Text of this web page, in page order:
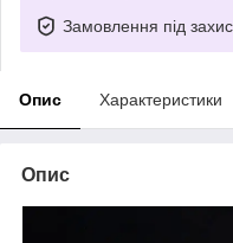
Замовлення під
Опис Характеристики
Опис